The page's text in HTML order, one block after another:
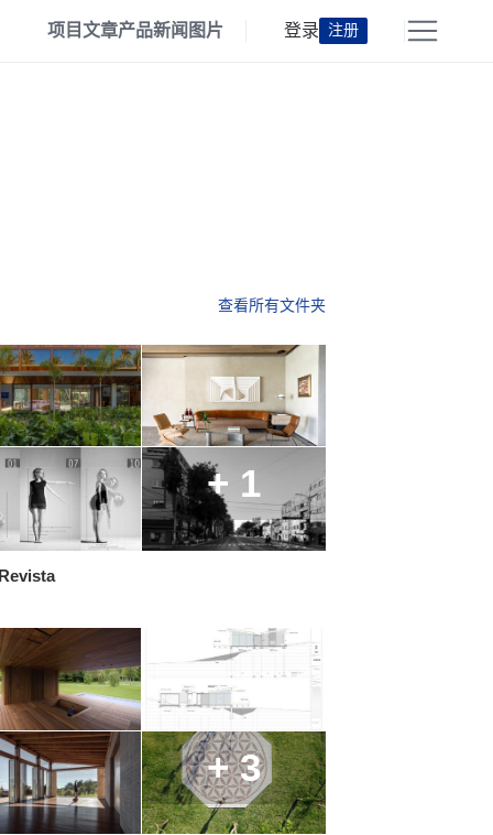
项目文章产品新闻 图片 登录 注册
查看所有文件夹
+ 1
+ 3